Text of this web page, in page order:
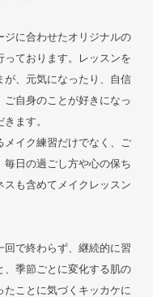
ジに合わせたオリジナルの
っております。レッスンを
が、元気になったり、自信
ご自身のことが好きになっ
ます。
メイク練習だけでなく、ご
毎日の過ごし方や心の保ち
スも含めてメイクレッスン
回で終わらず、継続的に習
、季節ごとに変化する肌の
たことに気づくキッカケに